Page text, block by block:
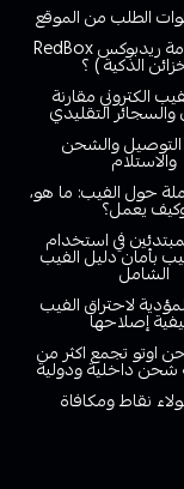
الطلب من الموقع
ما هي خدمة ريدبوكس RedBox
الذكية ) ؟
الكتروني مقارنة
التقليدي
التوصيل والشحن
والاستلام
حول الفيب: ما هو،
يعمل؟
في استخدام
بأمان دليل الفيب
الشامل
لاحتراق الفيب
إصلاحها
اوتو تجمع اكثر من
نقاط ومكافاة